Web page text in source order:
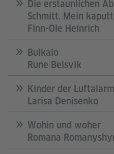
Die erstaunlichen
Schmitt. Mein
Finn-Ole Heinrich
Bulkalo
Rune Belsvik
Kinder der
Larisa Denisenko
Wohin und woher
Romana